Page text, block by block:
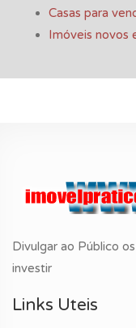
Casas para
Imóveis novos
Divulgar ao Público
investir
Links Uteis